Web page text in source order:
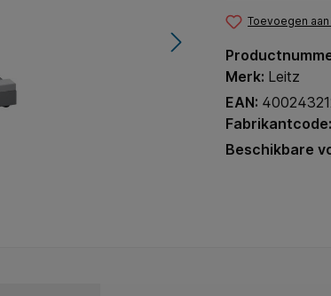
Toevoegen
Merk: Leitz
EAN:
Fabrikantcode:
Beschikbare